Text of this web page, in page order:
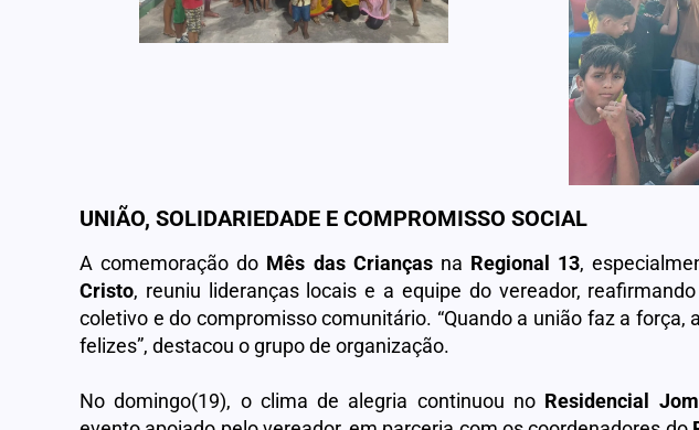
UNIÃO, SOLIDARIEDADE E COMPROMISSO SOCIAL
A comemoração do Mês das Criançasna Regional 13,
Cristo, reuniu lideranças locais e a equipe do vereador,
coletivo e do compromisso comunitário. “Quando a união faz a força,
felizes”, destacou o grupo de organização.
No domingo(19), o clima de alegria continuou no Residencial